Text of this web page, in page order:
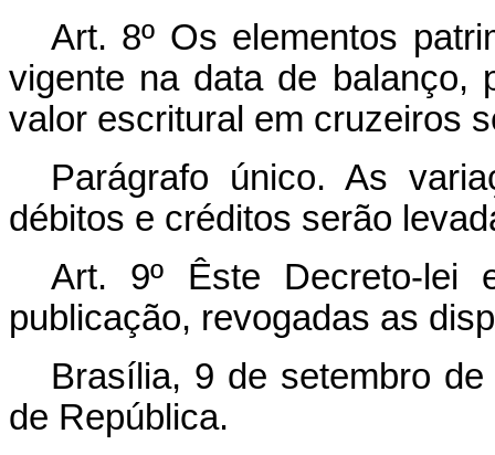
Art. 8º Os elementos
vigente na data de balanço,
valor escritural em cruzeiros
Parágrafo único. As
débitos e créditos serão
Art. 9º Êste Decreto-lei
publicação, revogadas as
Brasília, 9 de setembro
de República.